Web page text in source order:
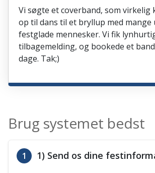
Vi søgte et coverband, som virkelig
op til dans til et bryllup med mange
festglade mennesker. Vi fik
tilbagemelding, og bookede et
dage. Tak;)
Brug systemet bedst
1 1) Send os dine